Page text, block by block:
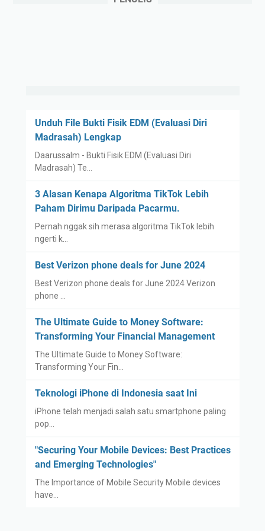
Unduh File Bukti Fisik EDM (Evaluasi Diri
Madrasah) Lengkap
Daarussalm - Bukti Fisik EDM (Evaluasi Diri
Madrasah) Te…
3 Alasan Kenapa Algoritma TikTok Lebih
Paham Dirimu Daripada Pacarmu.
Pernah nggak sih merasa algoritma TikTok lebih
ngerti k…
Best Verizon phone deals for June 2024
Best Verizon phone deals for June 2024 Verizon
phone …
The Ultimate Guide to Money Software:
Transforming Your Financial Management
The Ultimate Guide to Money Software:
Transforming Your Fin…
Teknologi iPhone di Indonesia saat Ini
iPhone telah menjadi salah satu smartphone paling
pop…
"Securing Your Mobile Devices: Best Practices
and Emerging Technologies"
The Importance of Mobile Security Mobile devices
have…